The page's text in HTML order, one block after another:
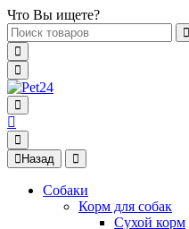
Что Вы ищете?
Назад
Собаки
Корм для собак
Сухой корм